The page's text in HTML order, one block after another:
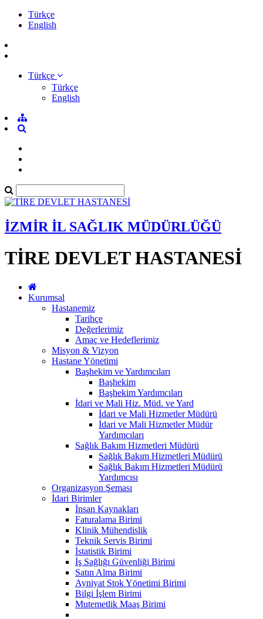
Türkçe
English
Türkçe
Türkçe
English
İZMİR İL SAĞLIK MÜDÜRLÜĞÜ
TİRE DEVLET HASTANESİ
Kurumsal
Hastanemiz
Tarihçe
Değerlerimiz
Amaç ve Hedeflerimiz
Misyon & Vizyon
Hastane Yönetimi
Başhekim ve Yardımcıları
Başhekim
Başhekim Yardımcıları
İdari ve Mali Hiz. Müd. ve Yard
İdari ve Mali Hizmetler Müdürü
İdari ve Mali Hizmetler Müdür
Yardımcıları
Sağlık Bakım Hizmetleri Müdürü
Sağlık Bakım Hizmetleri Müdürü
Sağlık Bakım Hizmetleri Müdürü
Yardımcısı
Organizasyon Şeması
İdari Birimler
İnsan Kaynakları
Faturalama Birimi
Klinik Mühendislik
Teknik Servis Birimi
İstatistik Birimi
İş Sağlığı Güvenliği Birimi
Satın Alma Birimi
Ayniyat Stok Yönetimi Birimi
Bilgi İşlem Birimi
Mutemetlik Maaş Birimi